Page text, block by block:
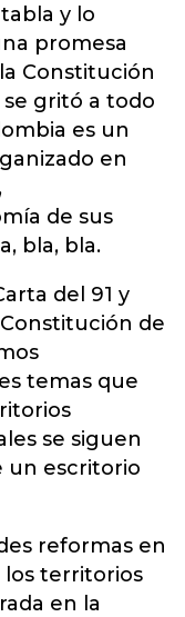
y lo
promesa
Constitución
se gritó a todo
es un
en
de sus
bla, bla.
del 91 y
de
temas que
se siguen
un escritorio
reformas en
los territorios
en la